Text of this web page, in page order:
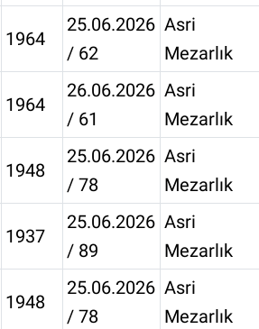
1964
25.06.2026
/ 62
Asri
Mezarlık
1964
26.06.2026
/ 61
Asri
Mezarlık
1948
25.06.2026
/ 78
Asri
Mezarlık
1937
25.06.2026
/ 89
Asri
Mezarlık
1948
25.06.2026
/ 78
Asri
Mezarlık